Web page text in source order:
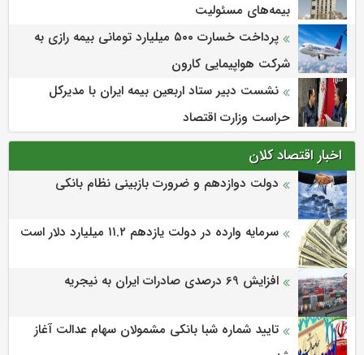
بیمه‌های مسئولیت
پرداخت خسارت ۵۰۰ میلیارد تومانی بیمه رازی به
شرکت هواپیمایی کارون
نشست دبیر ستاد اربعین بیمه ایران با مدیرکل
حراست وزارت اقتصاد
اخبار اقتصاد کلان
دولت دوازدهم و ضرورت بازبینی نظام بانکی
سرمایه وارده در دولت یازدهم ۱۱.۲ میلیارد دلار است
افزایش 69 درصدی صادرات ایران به نیجریه
تایید شماره شبا بانکی مشمولان سهام عدالت آغاز